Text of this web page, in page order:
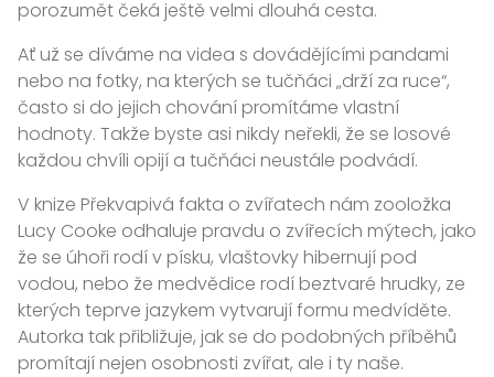
porozumět čeká ještě velmi dlouhá cesta.
Ať už se díváme na videa s dovádějícími pandami
nebo na fotky, na kterých se tučňáci „drží za ruce“,
často si do jejich chování promítáme vlastní
hodnoty. Takže byste asi nikdy neřekli, že se losové
každou chvíli opijí a tučňáci neustále podvádí.
V knize Překvapivá fakta o zvířatech nám zooložka
Lucy Cooke odhaluje pravdu o zvířecích mýtech, jako
že se úhoři rodí v písku, vlaštovky hibernují pod
vodou, nebo že medvědice rodí beztvaré hrudky, ze
kterých teprve jazykem vytvarují formu medvíděte.
Autorka tak přibližuje, jak se do podobných příběhů
promítají nejen osobnosti zvířat, ale i ty naše.